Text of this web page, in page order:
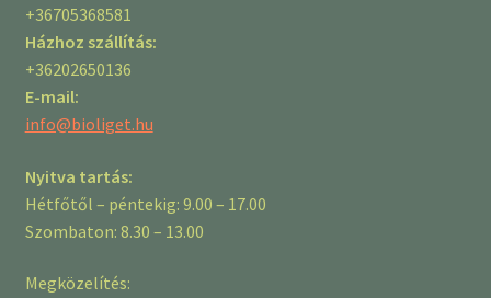
+36705368581
Házhoz szállítás:
+36202650136
E-mail:
info@bioliget.hu
Nyitva tartás:
Hétfőtől – péntekig: 9.00 – 17.00
Szombaton: 8.30 – 13.00
Megközelítés: